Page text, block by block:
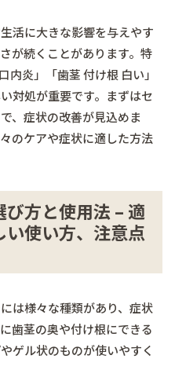
活に大きな影響を与えやす
が続くことがあります。特
内炎」「歯茎 付け根 白い」
対処が重要です。まずはセ
、症状の改善が見込めま
のケアや症状に適した方法
方と使用法 – 適
使い方、注意点
は様々な種類があり、症状
歯茎の奥や付け根にできる
ゲル状のものが使いやすく